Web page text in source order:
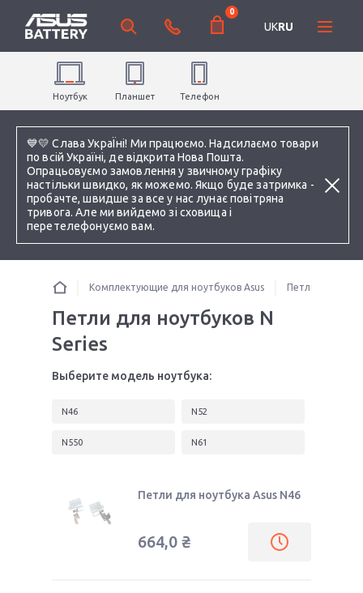
💙💛 Слава УкраЇні! Ми працюємо. Надсилаємо товари
по всій Україні, де відкрита Нова Пошта.
Опрацьовуємо замовлення у звичному графіку
настільки швидко, як можемо. Якщо буде затримка -
пробачте, швидше за все у нас лунає повітряна
тривога. Але ми вийдемо зі сховища і
перетелефонуємо вам.
0
UKRU
Ноутбук Планшет Телефон
Комплектующие для ноутбуков Asus Петли для
Петли для ноутбуков N
Series
Выберите модель ноутбука:
N46 N52
N550 N61
Петли для ноутбука Asus N46
664,0 ₴